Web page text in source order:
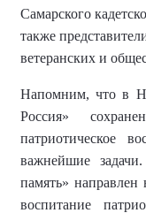
Самарского
также
ветеранских и
Напомним, что в
Россия»
патриотическое
важнейшие
память» направлен
воспитание